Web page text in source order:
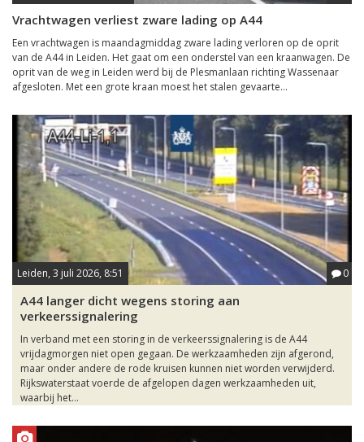
Vrachtwagen verliest zware lading op A44
Een vrachtwagen is maandagmiddag zware lading verloren op de oprit
van de A44 in Leiden. Het gaat om een onderstel van een kraanwagen. De
oprit van de weg in Leiden werd bij de Plesmanlaan richting Wassenaar
afgesloten. Met een grote kraan moest het stalen gevaarte...
Leiden, 3 juli 2026, 8:51 0
A44 langer dicht wegens storing aan
verkeerssignalering
In verband met een storing in de verkeerssignalering is de A44
vrijdagmorgen niet open gegaan. De werkzaamheden zijn afgerond,
maar onder andere de rode kruisen kunnen niet worden verwijderd.
Rijkswaterstaat voerde de afgelopen dagen werkzaamheden uit,
waarbij het...